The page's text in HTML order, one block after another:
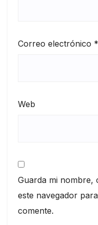
Correo electrónico *
Web
Guarda mi
este navegador
comente.